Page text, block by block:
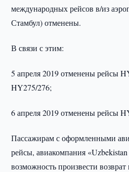
международных рейсов в/из
Стамбул) отменены.
В связи с этим:
5 апреля 2019 отменены рейсы
HY275/276;
6 апреля 2019 отменены рейсы
Пассажирам с оформленными
рейсы, авиакомпания
возможность произвести